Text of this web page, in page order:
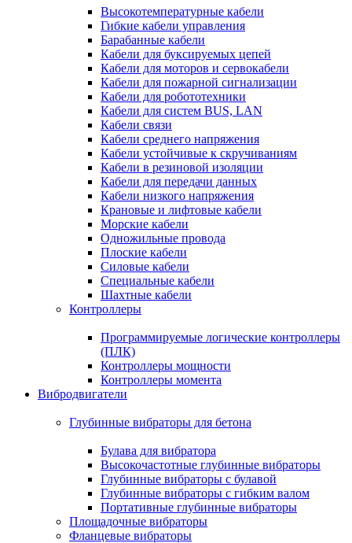
Высокотемпературные кабели
Гибкие кабели управления
Барабанные кабели
Кабели для буксируемых цепей
Кабели для моторов и сервокабели
Кабели для пожарной сигнализации
Кабели для робототехники
Кабели для систем BUS, LAN
Кабели связи
Кабели среднего напряжения
Кабели устойчивые к скручиваниям
Кабели в резиновой изоляции
Кабели для передачи данных
Кабели низкого напряжения
Крановые и лифтовые кабели
Морские кабели
Одножильные провода
Плоские кабели
Силовые кабели
Специальные кабели
Шахтные кабели
Контроллеры
Программируемые логические контроллеры
(ПЛК)
Контроллеры мощности
Контроллеры момента
Вибродвигатели
Глубинные вибраторы для бетона
Булава для вибратора
Высокочастотные глубинные вибраторы
Глубинные вибраторы с булавой
Глубинные вибраторы с гибким валом
Портативные глубинные вибраторы
Площадочные вибраторы
Фланцевые вибраторы